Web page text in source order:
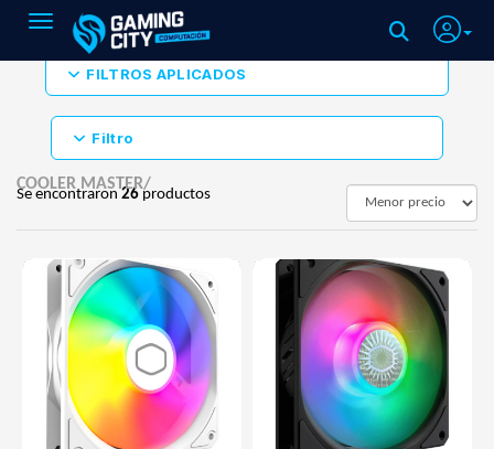
Toggle navigation
FILTROS APLICADOS
Filtro
COOLER MASTER/
Se encontraron 26 productos